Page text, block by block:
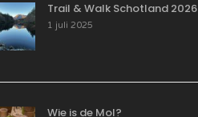
Trail & Walk Schotland 2026
1 juli 2025
Wie is de Mol?